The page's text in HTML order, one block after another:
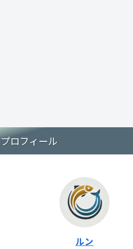
プロフィール
ルン